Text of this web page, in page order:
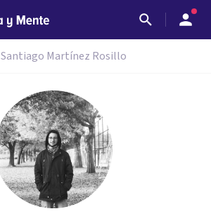
Santiago Martínez Rosillo